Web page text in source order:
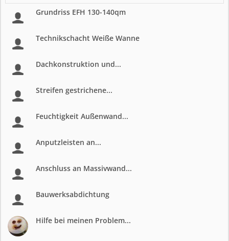
Grundriss EFH 130-140qm
Technikschacht Weiße Wanne
Dachkonstruktion und...
Streifen gestrichene...
Feuchtigkeit Außenwand...
Anputzleisten an...
Anschluss an Massivwand...
Bauwerksabdichtung
Hilfe bei meinen Problem...